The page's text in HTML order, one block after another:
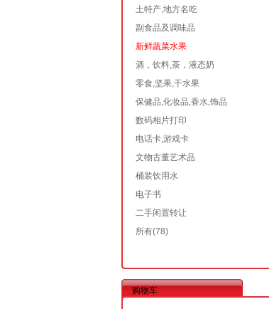
土特产,地方名吃
副食品及调味品
新鲜蔬菜水果
酒，饮料,茶，液态奶
零食,坚果,干水果
保健品,化妆品,香水,饰品
数码相片打印
电话卡,游戏卡
文物古董艺术品
桶装饮用水
电子书
二手闲置转让
所有(78)
购物车